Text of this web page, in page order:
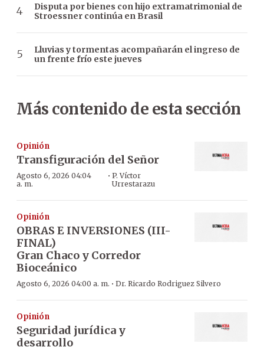
Disputa por bienes con hijo extramatrimonial de
Stroessner continúa en Brasil
Lluvias y tormentas acompañarán el ingreso de
un frente frío este jueves
Más contenido de esta sección
Opinión
Transfiguración del Señor
Agosto 6, 2026 04:04
a. m.
· P. Víctor
Urrestarazu
Opinión
OBRAS E INVERSIONES (III-
FINAL)
Gran Chaco y Corredor
Bioceánico
Agosto 6, 2026 04:00 a. m. · Dr. Ricardo Rodriguez Silvero
Opinión
Seguridad jurídica y
desarrollo